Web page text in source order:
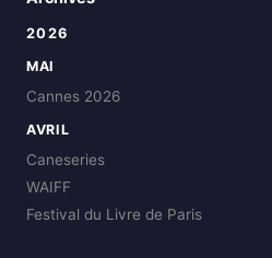
2026
MAI
Cannes 2026
AVRIL
Caneseries
WAIFF
Festival du Livre de Paris